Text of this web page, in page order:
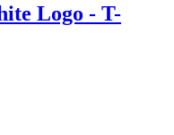
Logo - T-